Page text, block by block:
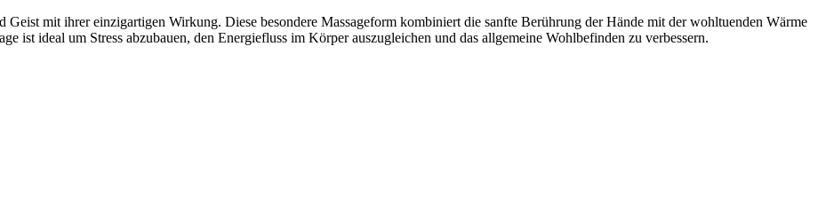
mit ihrer einzigartigen Wirkung. Diese besondere Massageform kombiniert die sanfte Berührung der Hände mit der wohltuenden Wärme
ist ideal um Stress abzubauen, den Energiefluss im Körper auszugleichen und das allgemeine Wohlbefinden zu verbessern.